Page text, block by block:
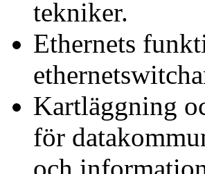
tekniker.
Ethernets
Kartläggning
för
och